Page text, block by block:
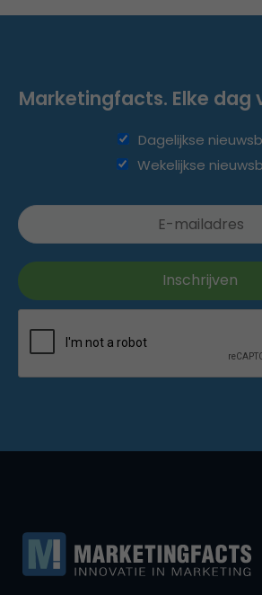
Marketingfacts. Elke dag
Dagelijkse
Wekelijkse